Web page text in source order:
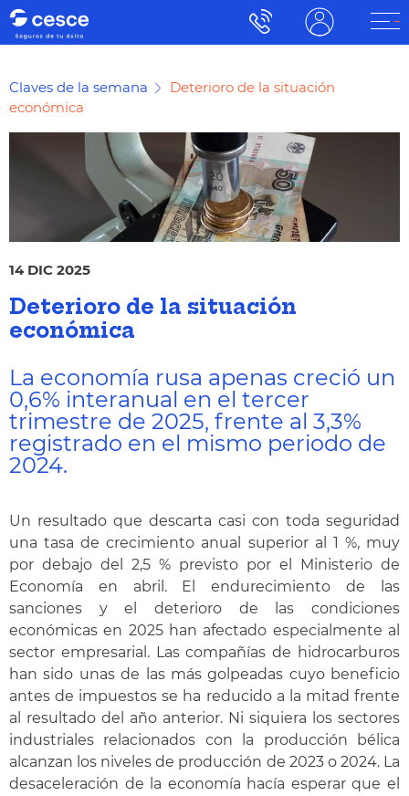
Claves de la semana
Deterioro de la situación
económica
14 DIC 2025
Deterioro de la situación
económica
La economía rusa apenas creció un
0,6% interanual en el tercer
trimestre de 2025, frente al 3,3%
registrado en el mismo periodo de
2024.
Un resultado que descarta casi con toda seguridad
una tasa de crecimiento anual superior al 1 %, muy
por debajo del 2,5 % previsto por el Ministerio de
Economía en abril. El endurecimiento de las
sanciones y el deterioro de las condiciones
económicas en 2025 han afectado especialmente al
sector empresarial. Las compañías de hidrocarburos
han sido unas de las más golpeadas cuyo beneficio
antes de impuestos se ha reducido a la mitad frente
al resultado del año anterior. Ni siquiera los sectores
industriales relacionados con la producción bélica
alcanzan los niveles de producción de 2023 o 2024. La
desaceleración de la economía hacía esperar que el